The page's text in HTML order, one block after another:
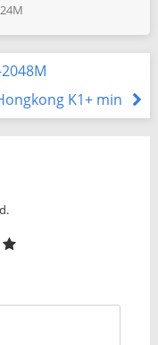
K1+ min